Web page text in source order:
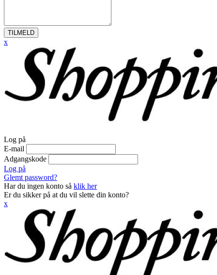
TILMELD
x
Log på
E-mail
Adgangskode
Log på
Glemt password?
Har du ingen konto så klik her
Er du sikker på at du vil slette din konto?
x